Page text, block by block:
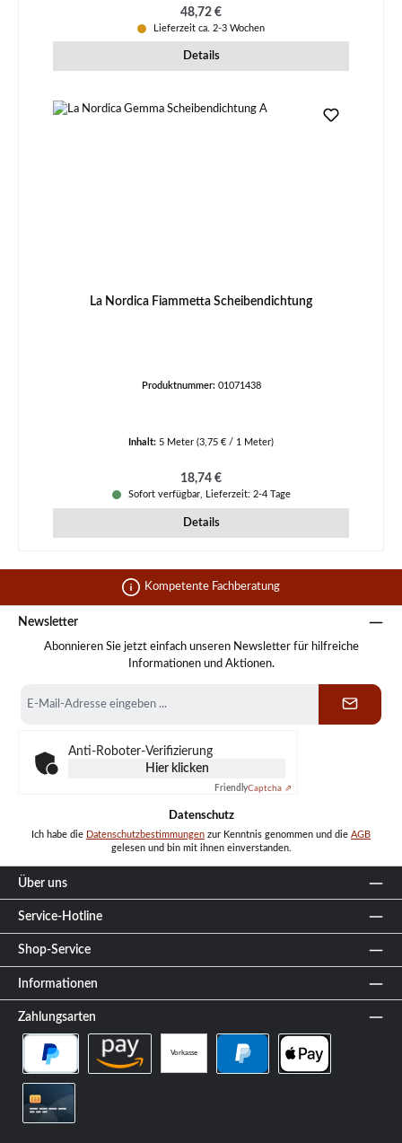
Regulärer Preis:
48,72 €
Lieferzeit ca. 2-3 Wochen
Details
La Nordica Fiammetta Scheibendichtung
Produktnummer: 01071438
Inhalt: 5 Meter (3,75 € / 1 Meter)
Regulärer Preis:
18,74 €
Sofort verfügbar, Lieferzeit: 2-4 Tage
Details
Kompetente Fachberatung
Newsletter
Abonnieren Sie jetzt einfach unseren Newsletter für hilfreiche
Informationen und Aktionen.
Mail-
Anti-Roboter-Verifizierung
Hier klicken
FriendlyCaptcha ⇗
Datenschutz
Ich habe die Datenschutzbestimmungen zur Kenntnis genommen und die AGB
gelesen und bin mit ihnen einverstanden.
Über uns
Service-Hotline
Shop-Service
Informationen
Zahlungsarten
Vorkasse
PayPal Später Bezahlen